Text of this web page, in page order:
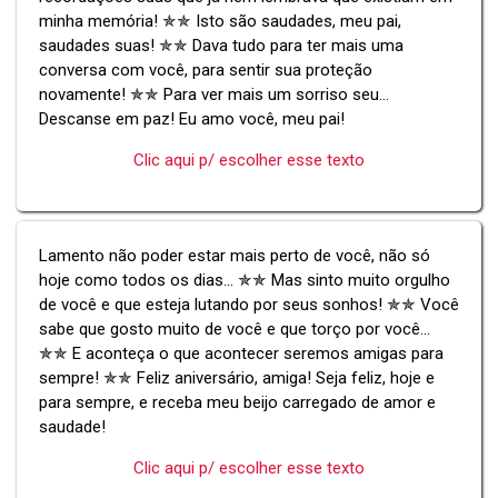
minha memória! ✯✯ Isto são saudades, meu pai,
saudades suas! ✯✯ Dava tudo para ter mais uma
conversa com você, para sentir sua proteção
novamente! ✯✯ Para ver mais um sorriso seu...
Descanse em paz! Eu amo você, meu pai!
Clic aqui p/ escolher esse texto
Lamento não poder estar mais perto de você, não só
hoje como todos os dias... ✯✯ Mas sinto muito orgulho
de você e que esteja lutando por seus sonhos! ✯✯ Você
sabe que gosto muito de você e que torço por você...
✯✯ E aconteça o que acontecer seremos amigas para
sempre! ✯✯ Feliz aniversário, amiga! Seja feliz, hoje e
para sempre, e receba meu beijo carregado de amor e
saudade!
Clic aqui p/ escolher esse texto